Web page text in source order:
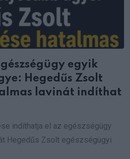
egyik
Hegedűs Zsolt
lavinát indíthat
indíthatja el az egészségügy
Hegedűs Zsolt egészségügyi